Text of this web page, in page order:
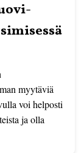
myytäviä
voi helposti
ja olla